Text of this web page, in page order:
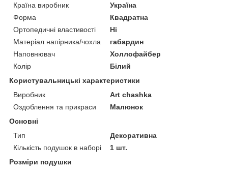
Країна виробник
Україна
Форма
Квадратна
Ортопедичні властивості
Ні
Матеріал напірника/чохла
габардин
Наповнювач
Холлофайбер
Колір
Білий
Користувальницькі характеристики
Виробник
Art chashka
Оздоблення та прикраси
Малюнок
Основні
Тип
Декоративна
Кількість подушок в наборі
1 шт.
Розміри подушки